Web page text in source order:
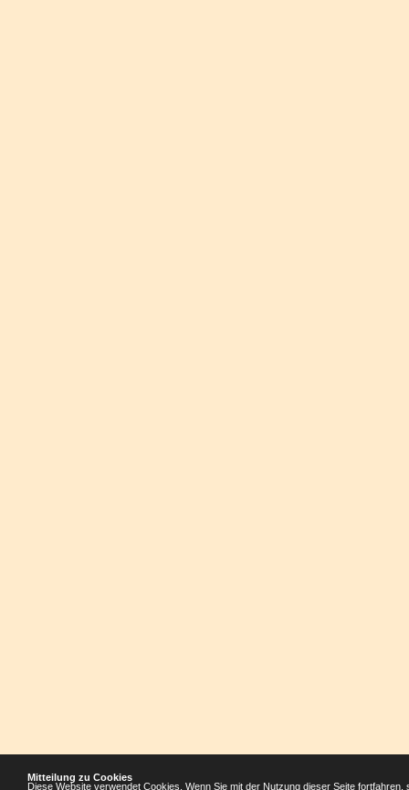
Mitteilung zu Cookies
Diese Website verwendet Cookies. Wenn Sie mit der Nutzung dieser Seite